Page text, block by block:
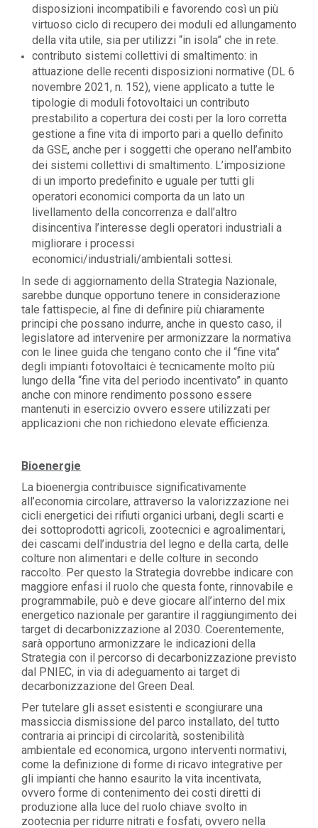
disposizioni incompatibili e favorendo così un più
virtuoso ciclo di recupero dei moduli ed allungamento
della vita utile, sia per utilizzi “in isola” che in rete.
contributo sistemi collettivi di smaltimento: in
attuazione delle recenti disposizioni normative (DL 6
novembre 2021, n. 152), viene applicato a tutte le
tipologie di moduli fotovoltaici un contributo
prestabilito a copertura dei costi per la loro corretta
gestione a fine vita di importo pari a quello definito
da GSE, anche per i soggetti che operano nell’ambito
dei sistemi collettivi di smaltimento. L’imposizione
di un importo predefinito e uguale per tutti gli
operatori economici comporta da un lato un
livellamento della concorrenza e dall’altro
disincentiva l’interesse degli operatori industriali a
migliorare i processi
economici/industriali/ambientali sottesi.
In sede di aggiornamento della Strategia Nazionale,
sarebbe dunque opportuno tenere in considerazione
tale fattispecie, al fine di definire più chiaramente
principi che possano indurre, anche in questo caso, il
legislatore ad intervenire per armonizzare la normativa
con le linee guida che tengano conto che il “fine vita”
degli impianti fotovoltaici è tecnicamente molto più
lungo della “fine vita del periodo incentivato” in quanto
anche con minore rendimento possono essere
mantenuti in esercizio ovvero essere utilizzati per
applicazioni che non richiedono elevate efficienza.
Bioenergie
La bioenergia contribuisce significativamente
all’economia circolare, attraverso la valorizzazione nei
cicli energetici dei rifiuti organici urbani, degli scarti e
dei sottoprodotti agricoli, zootecnici e agroalimentari,
dei cascami dell’industria del legno e della carta, delle
colture non alimentari e delle colture in secondo
raccolto. Per questo la Strategia dovrebbe indicare con
maggiore enfasi il ruolo che questa fonte, rinnovabile e
programmabile, può e deve giocare all’interno del mix
energetico nazionale per garantire il raggiungimento dei
target di decarbonizzazione al 2030. Coerentemente,
sarà opportuno armonizzare le indicazioni della
Strategia con il percorso di decarbonizzazione previsto
dal PNIEC, in via di adeguamento ai target di
decarbonizzazione del Green Deal.
Per tutelare gli asset esistenti e scongiurare una
massiccia dismissione del parco installato, del tutto
contraria ai principi di circolarità, sostenibilità
ambientale ed economica, urgono interventi normativi,
come la definizione di forme di ricavo integrative per
gli impianti che hanno esaurito la vita incentivata,
ovvero forme di contenimento dei costi diretti di
produzione alla luce del ruolo chiave svolto in
zootecnia per ridurre nitrati e fosfati, ovvero nella